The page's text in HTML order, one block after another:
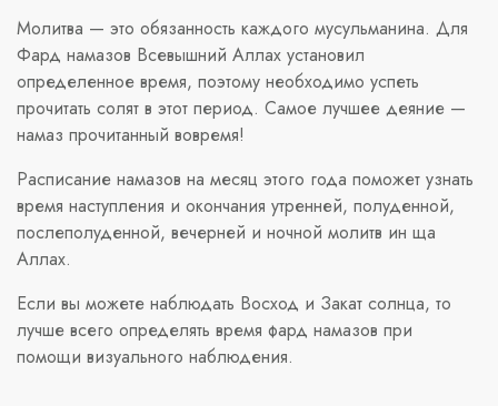
Молитва — это обязанность каждого мусульманина. Для
Фард намазов Всевышний Аллах установил
определенное время, поэтому необходимо успеть
прочитать солят в этот период. Самое лучшее деяние —
намаз прочитанный вовремя!
Расписание намазов на месяц этого года поможет узнать
время наступления и окончания утренней, полуденной,
послеполуденной, вечерней и ночной молитв ин ща
Аллах.
Если вы можете наблюдать Восход и Закат солнца, то
лучше всего определять время фард намазов при
помощи визуального наблюдения.